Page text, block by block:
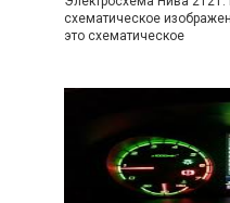
схематическое
это схематическое